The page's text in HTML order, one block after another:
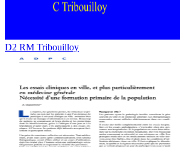
D2 RM Tribouilloy